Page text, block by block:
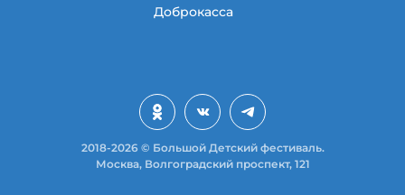
Доброкасса
2018-2026 © Большой Детский фестиваль.
Москва, Волгоградский проспект, 121